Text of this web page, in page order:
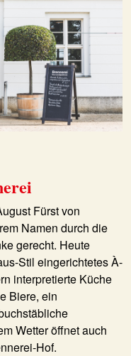
Fürst von
Namen durch die
gerecht. Heute
Stil eingerichtetes À-
interpretierte Küche
Biere, ein
Wetter öffnet auch
Hof.